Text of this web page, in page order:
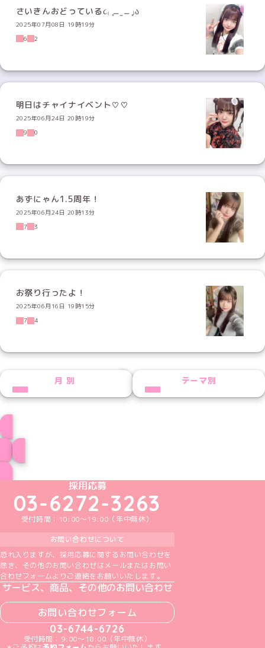
さいきんおどっている૮₍ ̥⎽ ̫ ⎽ ̥₎ა
2025年07月08日 19時19分
6
2
明日はチャイナイベント♡♡
2025年06月24日 20時19分
9
0
あずにゃん1.5周年！
2025年06月24日 20時13分
7
3
お祭り行ったよ！
2025年06月16日 19時15分
7
4
NEXT
月別 テーマ別
めいどりーみんTikTok公式アカウント
めいどりーみんX公式アカウント
めいどりーみんInstagram公式アカウント
めいどりーみんFacebook公式アカウン
めいどりーみんYouTube公式アカ
採用応募
03-6272-3263
受付時間：10:00～19:00（年中無休）
お問い合わせについて
恐れ入りますが、採用応募に関するお問い合わせを
除き、その他のお問い合わせはメールまたはお問い
合わせフォームよりご連絡をお願いいたします。
サービス、商品、その他のお問い合わせ
お問い合わせフォーム
03-6744-6726
受付時間：9:00～18:00（年中無休）